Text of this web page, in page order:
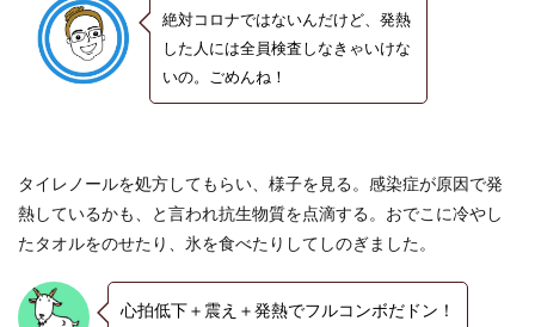
絶対コロナではないんだけど、発熱
した人には全員検査しなきゃいけな
いの。ごめんね！
タイレノールを処方してもらい、様子を見る。感染症が原因で発
熱しているかも、と言われ抗生物質を点滴する。おでこに冷やし
たタオルをのせたり、氷を食べたりしてしのぎました。
心拍低下＋震え＋発熱でフルコンボだドン！